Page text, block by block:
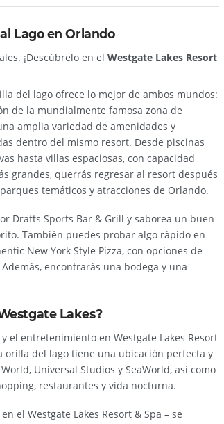
Lago en Orlando
¡Descúbrelo en elWestgate Lakes Resort
del lago ofrece lo mejor de ambos mundos:
de la mundialmente famosa zona de
amplia variedad de amenidades y
dentro del mismo resort. Desde piscinas
hasta villas espaciosas, con capacidad
grandes, querrás regresar al resort después
temáticos y atracciones de Orlando.
Drafts Sports Bar & Grill y saborea un buen
También puedes probar algo rápido en
New York Style Pizza, con opciones de
encontrarás una bodega y una
Lakes?
el entretenimiento en Westgate Lakes Resort
orilla del lago tiene una ubicación perfecta y
Universal Studios y SeaWorld, así como
restaurantes y vida nocturna.
el Westgate Lakes Resort & Spa – se